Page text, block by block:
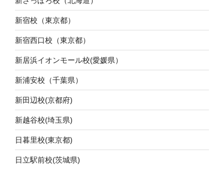
新宿校（東京都）
新宿西口校（東京都）
新居浜イオンモール校(愛媛県）
新浦安校（千葉県）
新田辺校(京都府)
新越谷校(埼玉県)
日暮里校(東京都)
日立駅前校(茨城県)